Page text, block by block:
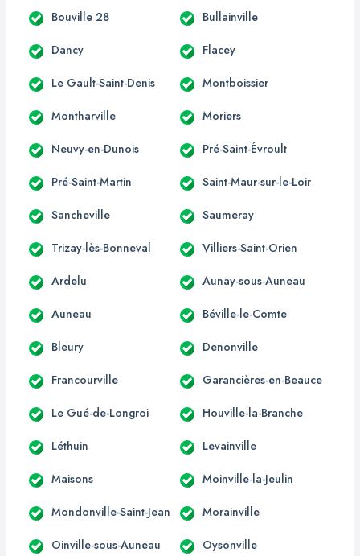
Bouville 28 Bullainville
Dancy Flacey
Le Gault-Saint-Denis Montboissier
Montharville Moriers
Neuvy-en-Dunois Pré-Saint-Évroult
Pré-Saint-Martin Saint-Maur-sur-le-Loir
Sancheville Saumeray
Trizay-lès-Bonneval Villiers-Saint-Orien
Ardelu Aunay-sous-Auneau
Auneau Béville-le-Comte
Bleury Denonville
Francourville Garancières-en-Beauce
Le Gué-de-Longroi Houville-la-Branche
Léthuin Levainville
Maisons Moinville-la-Jeulin
Mondonville-Saint-Jean Morainville
Oinville-sous-Auneau Oysonville